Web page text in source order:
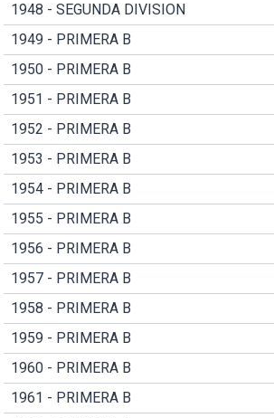
1948 - SEGUNDA DIVISION
1949 - PRIMERA B
1950 - PRIMERA B
1951 - PRIMERA B
1952 - PRIMERA B
1953 - PRIMERA B
1954 - PRIMERA B
1955 - PRIMERA B
1956 - PRIMERA B
1957 - PRIMERA B
1958 - PRIMERA B
1959 - PRIMERA B
1960 - PRIMERA B
1961 - PRIMERA B